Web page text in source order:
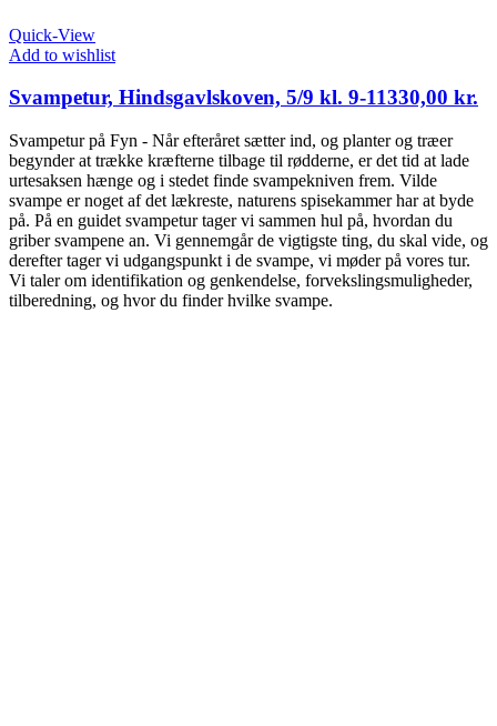
Quick-View
Add to wishlist
Svampetur, Hindsgavlskoven, 5/9 kl. 9-11330,00 kr.
Svampetur på Fyn - Når efteråret sætter ind, og planter og træer
begynder at trække kræfterne tilbage til rødderne, er det tid at lade
urtesaksen hænge og i stedet finde svampekniven frem. Vilde
svampe er noget af det lækreste, naturens spisekammer har at byde
på. På en guidet svampetur tager vi sammen hul på, hvordan du
griber svampene an. Vi gennemgår de vigtigste ting, du skal vide, og
derefter tager vi udgangspunkt i de svampe, vi møder på vores tur.
Vi taler om identifikation og genkendelse, forvekslingsmuligheder,
tilberedning, og hvor du finder hvilke svampe.